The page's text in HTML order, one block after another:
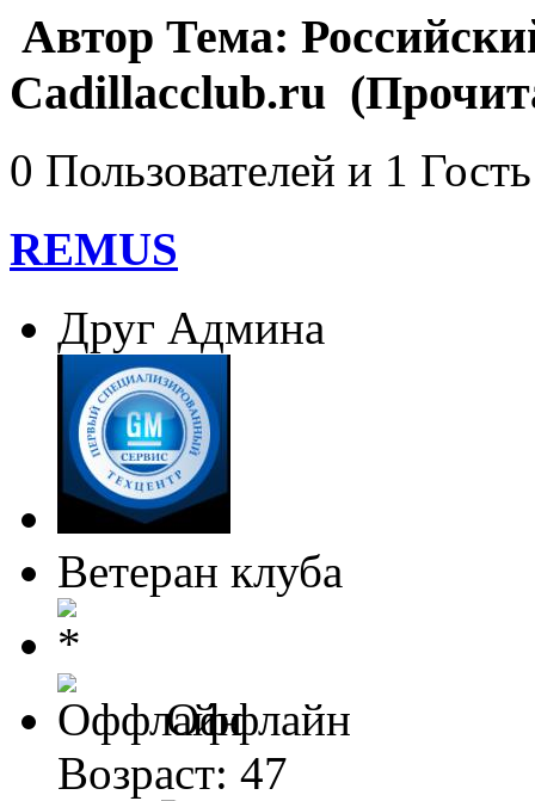
Автор Тема:
Сadillacclub.ru
0 Пользователей и 1
REMUS
Друг Админа
Ветеран клуба
Оффлайн
Возраст: 47